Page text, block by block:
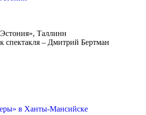
Таллинн
спектакля – Дмитрий Бертман
в Ханты-Мансийске